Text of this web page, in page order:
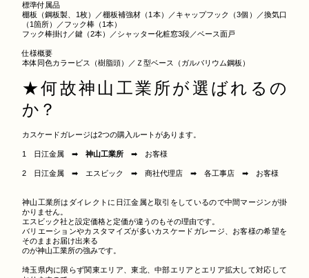
標準付属品
棚板（鋼板製、1枚）／棚板補強材（1本）／キャップフック（3個）／換気口
（1箇所）／フック棒（1本）
フック棒掛け／鍵（2本）／シャッター化粧窓3段／ベース面戸
仕様概要
本体同色カラービス（樹脂頭）／Ｚ型ベース（ガルバリウム鋼板）
★何故神山工業所が選ばれるの
か？
カスケードガレージは2つの購入ルートがあります。
1 日江金属 ➡ 神山工業所➡ お客様
2 日江金属 ➡ エスビック ➡ 商社代理店 ➡ 各工事店 ➡ お客様
神山工業所はダイレクトに日江金属と取引をしているので中間マージンが掛
かりません。
エスビック社と設定価格と定価が違うのもその理由です。
バリエーションやカスタマイズが多いカスケードガレージ、お客様の希望を
そのままお届け出来る
のが神山工業所の強みです。
埼玉県内に限らず関東エリア、東北、中部エリアとエリア拡大して対応して